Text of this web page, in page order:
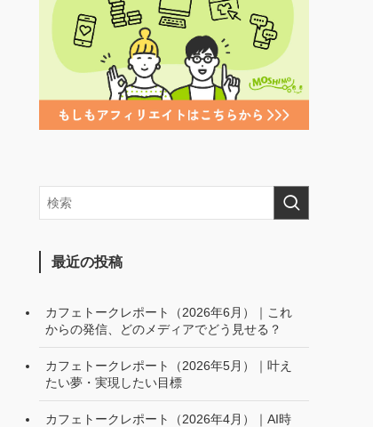
最近の投稿
カフェトークレポート（2026年6月）｜これ
からの発信、どのメディアでどう見せる？
カフェトークレポート（2026年5月）｜叶え
たい夢・実現したい目標
カフェトークレポート（2026年4月）｜AI時